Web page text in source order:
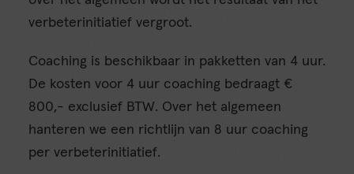
verbeterinitiatief vergroot.
Coaching is beschikbaar in pakketten van 4 uur.
De kosten voor 4 uur coaching bedraagt €
800,- exclusief BTW. Over het algemeen
hanteren we een richtlijn van 8 uur coaching
per verbeterinitiatief.